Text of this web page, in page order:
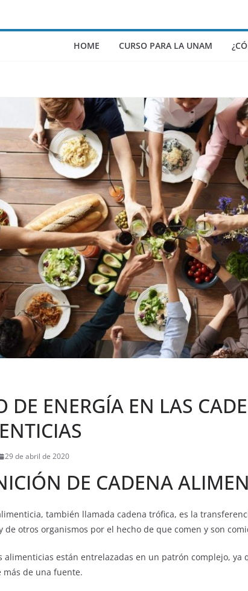
HOME CURSO PARA LA UNAM
DE ENERGÍA EN LAS
29 de abril de 2020
DE CADENA
también llamada cadena trófica, es la
de otros organismos por el hecho de que comen y son
alimenticias están entrelazadas en un patrón complejo, ya
más de una fuente.